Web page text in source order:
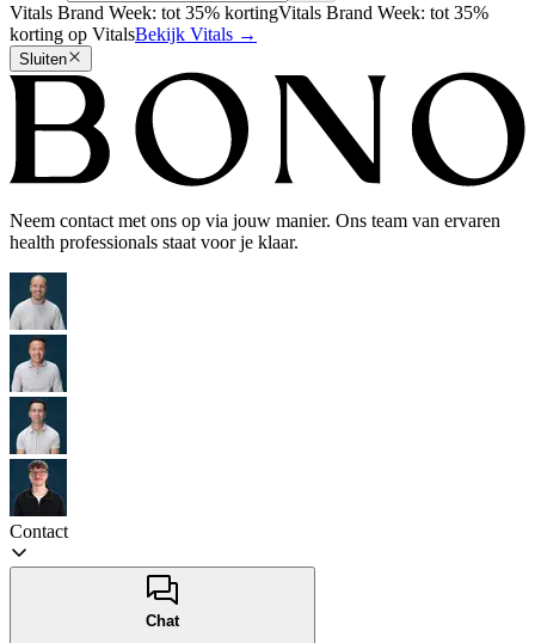
Vitals Brand Week: tot 35% kortingVitals Brand Week: tot 35%
korting op VitalsBekijk Vitals →
Sluiten
Neem contact met ons op via jouw manier. Ons team van ervaren
health professionals staat voor je klaar.
Contact
Chat